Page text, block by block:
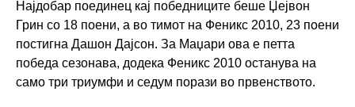
Најдобар поединец кај победниците беше Џејвон
Грин со 18 поени, а во тимот на Феникс 2010, 23 поени
постигна Дашон Дајсон. За Маџари ова е петта
победа сезонава, додека Феникс 2010 останува на
само три триумфи и седум порази во првенството.